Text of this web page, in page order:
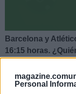
Personal
Barcelona y
16:15 horas.
posibles